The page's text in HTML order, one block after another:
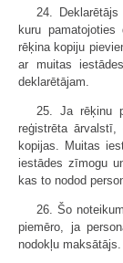
24.
kuru
rēķina kopiju
ar muitas
deklarētājam.
25. Ja rēķinu
reģistrēta ārvalstī,
kopijas. Muitas
iestādes zīmogu
kas to nodod
26. Šo
piemēro, ja
nodokļu maksātājs.